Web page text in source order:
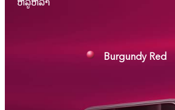
Phantom Black
Burgundy Red